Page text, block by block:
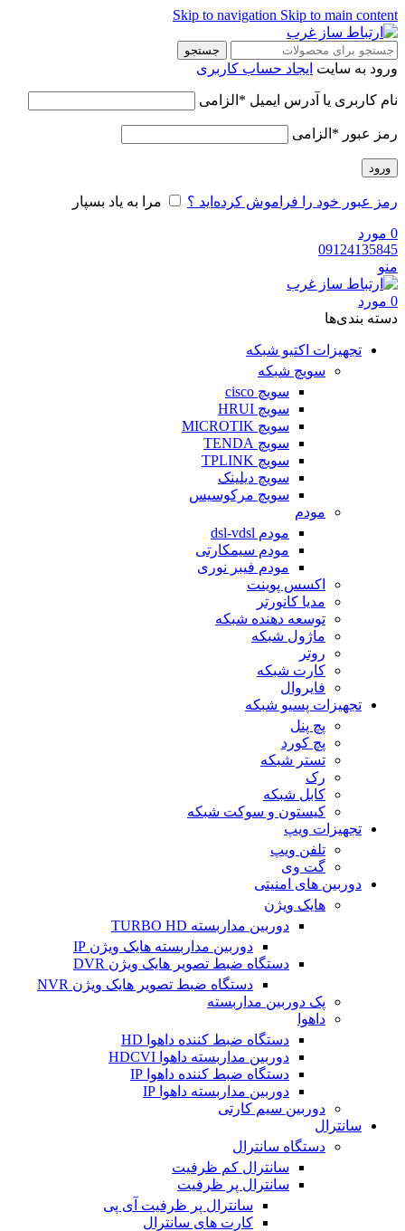
Skip to navigation Skip to main
جستجو
به سایتایجاد حساب کاربری
یا آدرس ایمیل*الزامی
عبور*الزامی
عبور خود را فراموش کرده‌اید ؟ مرا به یاد بسپار
بندی‌ها
تجهیزات اکتیو شبکه
سویچ شبکه
سویچ cisco
سویچ HRUI
سویچ MICROTIK
سویچ TENDA
سویچ TPLINK
سویچ دیلینک
سویچ مرکوسیس
مودم
مودم dsl-vdsl
مودم سیمکارتی
مودم فیبر نوری
اکسس پوینت
مدیا کانورتر
توسعه دهنده شبکه
ماژول شبکه
روتر
کارت شبکه
فایروال
تجهیزات پسیو شبکه
پچ پنل
پچ کورد
تستر شبکه
رک
کابل شبکه
کیستون و سوکت شبکه
تجهیزات ویپ
تلفن ویپ
گت وی
دوربین های امنیتی
هایک ویژن
دوربین مداربسته TURBO HD
دوربین مداربسته هایک ویژن IP
دستگاه ضبط تصویر هایک ویژن DVR
دستگاه ضبط تصویر هایک ویژن NVR
پک دوربین مداربسته
داهوا
دستگاه ضبط کننده داهوا HD
دوربین مداربسته داهوا HDCVI
دستگاه ضبط کننده داهوا IP
دوربین مداربسته داهوا IP
دوربین سیم کارتی
سانترال
دستگاه سانترال
سانترال کم ظرفیت
سانترال پر ظرفیت
سانترال پر ظرفیت آی پی
کارت های سانترال